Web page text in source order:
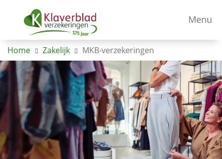
Menu
Home Zakelijk MKB-verzekeringen